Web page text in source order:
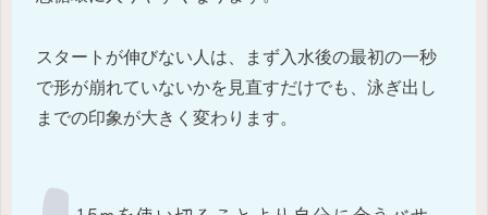
スタートが伸びない人は、まず入水後の最初の一秒
で形が崩れていないかを見直すだけでも、泳ぎ出し
までの印象が大きく変わります。